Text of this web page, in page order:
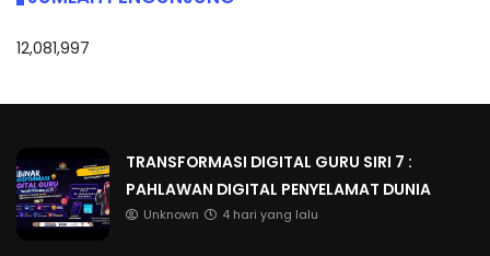
12,081,997
TRANSFORMASI DIGITAL GURU SIRI 7 :
PAHLAWAN DIGITAL PENYELAMAT DUNIA
Unknown 4 hari yang lalu